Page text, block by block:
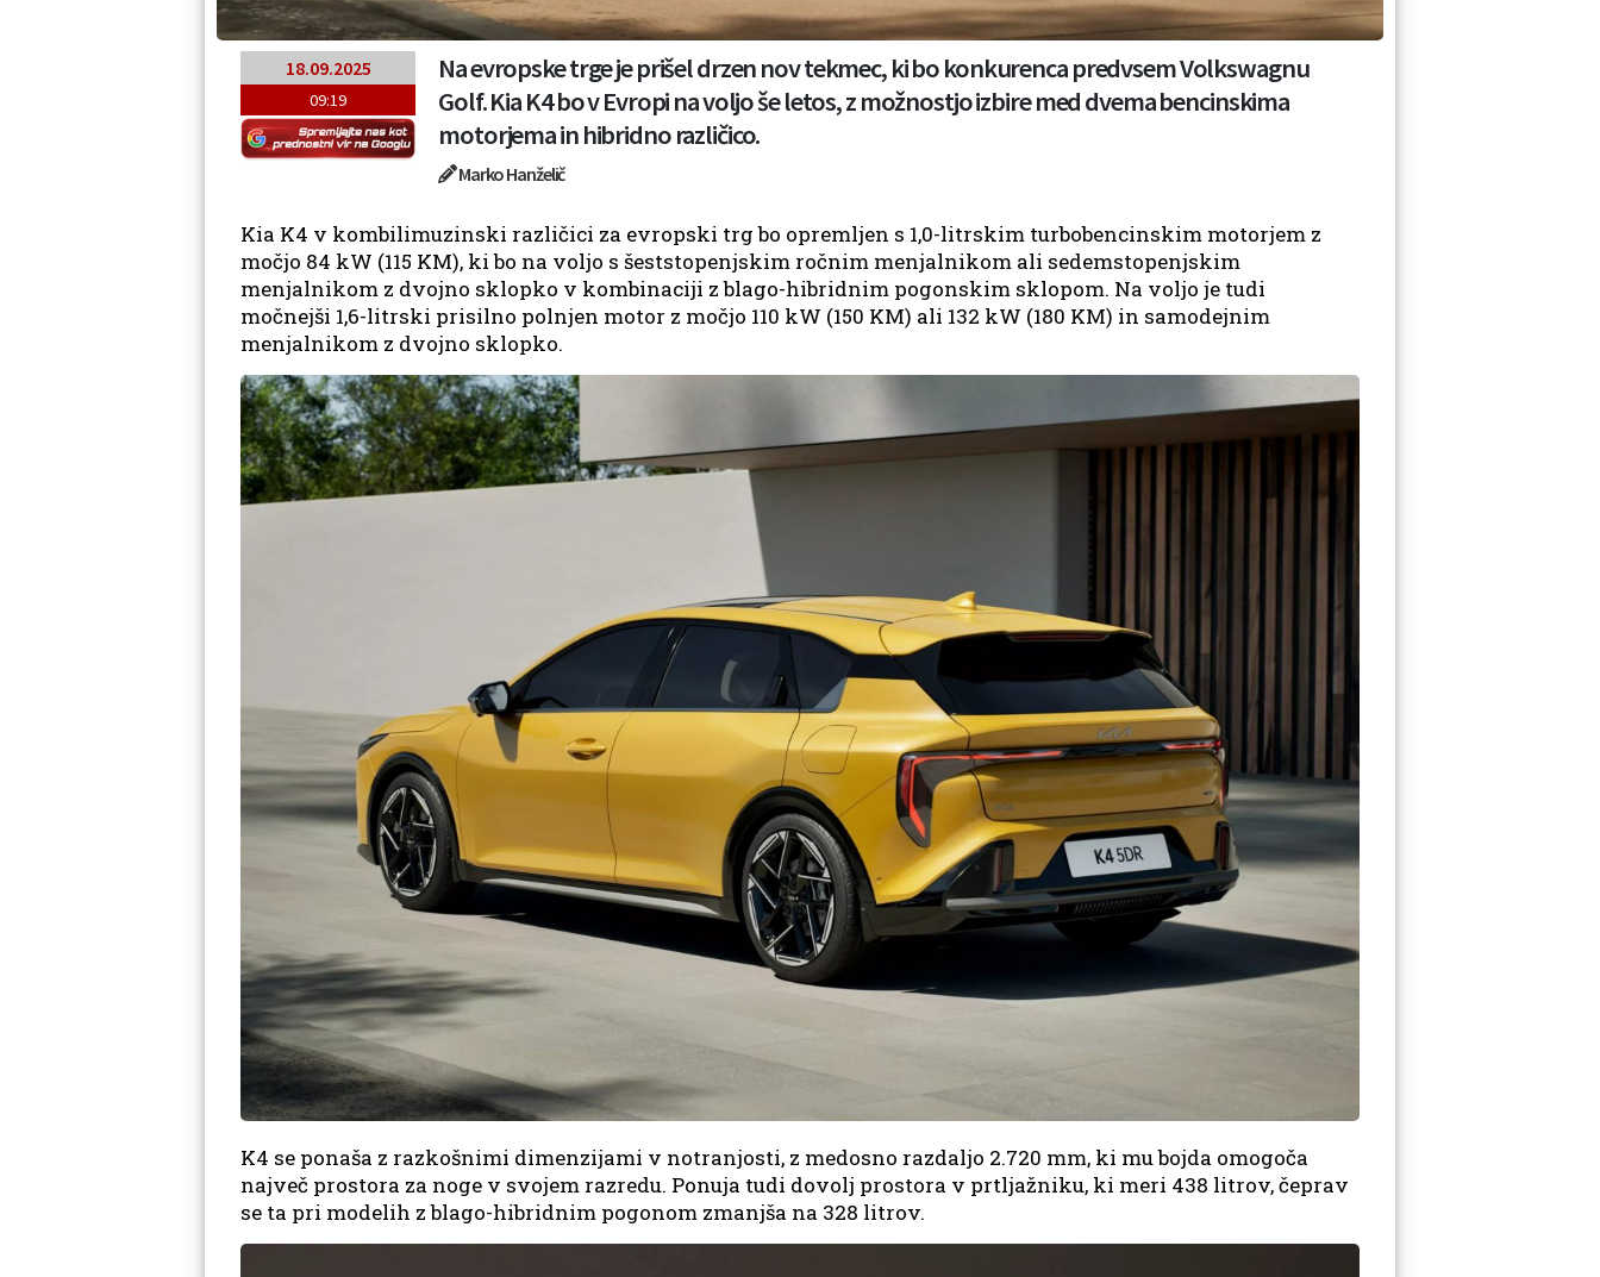
18.09.2025
09:19
Na evropske trge je prišel drzen nov tekmec, ki bo konkurenca predvsem Volkswagnu
Golf. Kia K4 bo v Evropi na voljo še letos, z možnostjo izbire med dvema bencinskima
motorjema in hibridno različico.
Marko Hanželič
Kia K4 v kombilimuzinski različici za evropski trg bo opremljen s 1,0-litrskim turbobencinskim motorjem z
močjo 84 kW (115 KM), ki bo na voljo s šeststopenjskim ročnim menjalnikom ali sedemstopenjskim
menjalnikom z dvojno sklopko v kombinaciji z blago-hibridnim pogonskim sklopom. Na voljo je tudi
močnejši 1,6-litrski prisilno polnjen motor z močjo 110 kW (150 KM) ali 132 kW (180 KM) in samodejnim
menjalnikom z dvojno sklopko.
K4 se ponaša z razkošnimi dimenzijami v notranjosti, z medosno razdaljo 2.720 mm, ki mu bojda omogoča
največ prostora za noge v svojem razredu. Ponuja tudi dovolj prostora v prtljažniku, ki meri 438 litrov, čeprav
se ta pri modelih z blago-hibridnim pogonom zmanjša na 328 litrov.